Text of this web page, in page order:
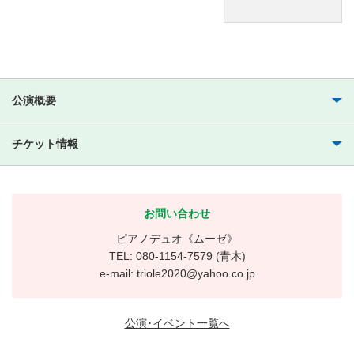
公演概要
チケット情報
お問い合わせ
ピアノデュオ《ムーゼ》
TEL: 080-1154-7579 (青木)
e-mail: triole2020@yahoo.co.jp
公演･イベント一覧へ